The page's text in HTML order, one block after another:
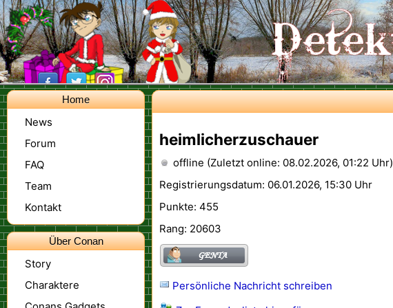
Home
News
Forum
FAQ
Team
Kontakt
Über Conan
Story
Charaktere
heimlicherzuschauer
offline (Zuletzt online: 08.02.2026, 01:22 Uhr)
Registrierungsdatum: 06.01.2026, 15:30 Uhr
Punkte: 455
Rang: 20603
Persönliche Nachricht schreiben